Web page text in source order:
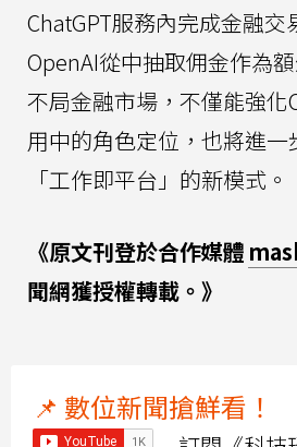
ChatGPT服務內完成金融交
OpenAI從中抽取佣金作為
不局金融市場，不僅能強化
用中的角色定位，也將進一
「工作即平台」的新模式。
《原文刊登於合作媒體
聞網獲授權轉載。》
📌 數位新聞搶鮮看！